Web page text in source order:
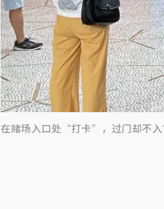
在赌场入口处“打卡”，过门却不入